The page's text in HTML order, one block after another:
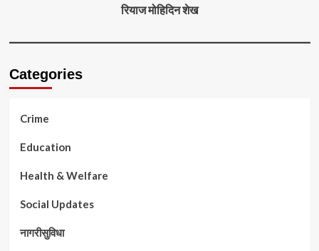
रियाज मोहिदिन शेख
Categories
Crime
Education
Health & Welfare
Social Updates
नागरीसुविधा